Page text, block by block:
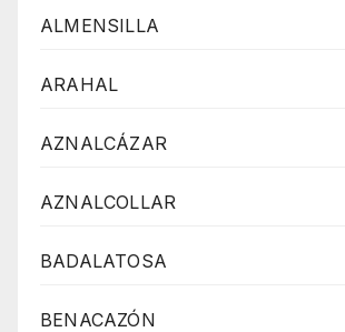
ALMENSILLA
ARAHAL
AZNALCÁZAR
AZNALCOLLAR
BADALATOSA
BENACAZÓN